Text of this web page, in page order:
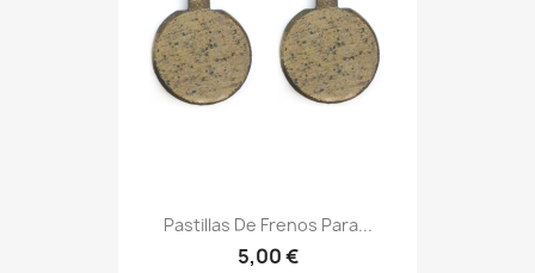
Pastillas De Frenos Para...
5,00 €